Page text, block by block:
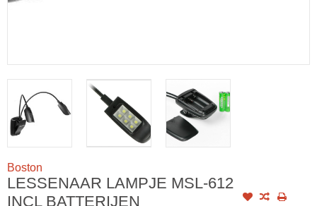
Boston
LESSENAAR LAMPJE MSL-612
INCL BATTERIJEN